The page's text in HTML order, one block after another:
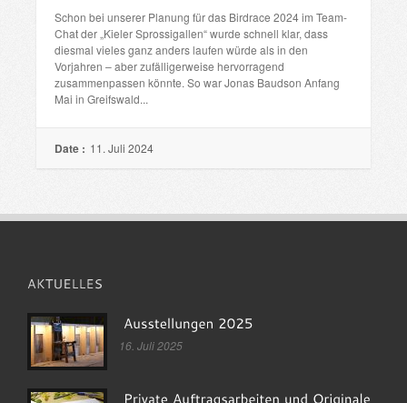
Schon bei unserer Planung für das Birdrace 2024 im Team-
Chat der „Kieler Sprossigallen“ wurde schnell klar, dass
diesmal vieles ganz anders laufen würde als in den
Vorjahren – aber zufälligerweise hervorragend
zusammenpassen könnte. So war Jonas Baudson Anfang
Mai in Greifswald...
Date : 11. Juli 2024
16. Juli 2025